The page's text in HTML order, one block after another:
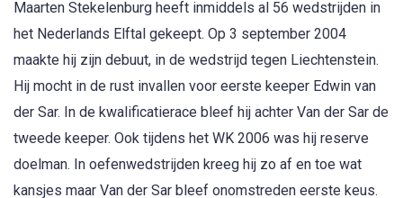
Maarten Stekelenburg heeft inmiddels al 56 wedstrijden in
het Nederlands Elftal gekeept. Op 3 september 2004
maakte hij zijn debuut, in de wedstrijd tegen Liechtenstein.
Hij mocht in de rust invallen voor eerste keeper Edwin van
der Sar. In de kwalificatierace bleef hij achter Van der Sar de
tweede keeper. Ook tijdens het WK 2006 was hij reserve
doelman. In oefenwedstrijden kreeg hij zo af en toe wat
kansjes maar Van der Sar bleef onomstreden eerste keus.